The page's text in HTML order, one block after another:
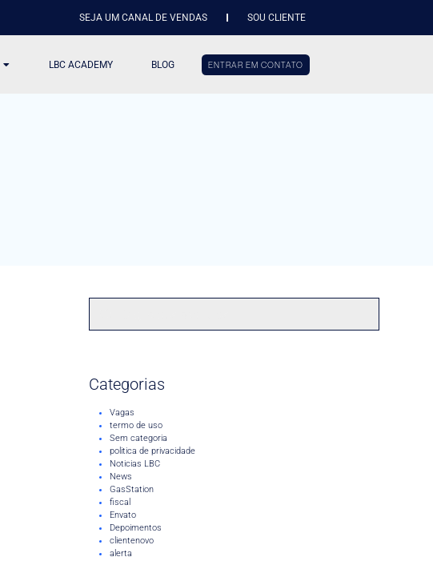
SEJA UM CANAL DE VENDAS SOU CLIENTE
LBC ACADEMY BLOG ENTRAR EM CONTATO
Categorias
Vagas
termo de uso
Sem categoria
politica de privacidade
Noticias LBC
News
GasStation
fiscal
Envato
Depoimentos
clientenovo
alerta